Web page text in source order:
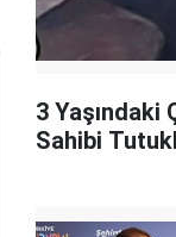
3 Yaşındaki
Sahibi